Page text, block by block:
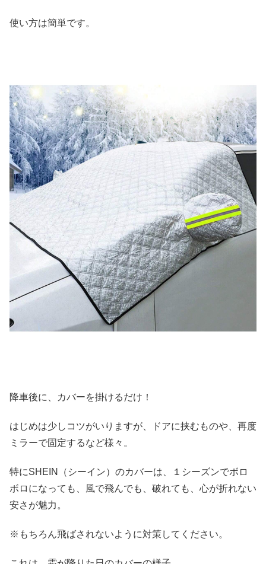
使い方は簡単です。
降車後に、カバーを掛けるだけ！
はじめは少しコツがいりますが、ドアに挟むものや、再度
ミラーで固定するなど様々。
特にSHEIN（シーイン）のカバーは、１シーズンでボロ
ボロになっても、風で飛んでも、破れても、心が折れない
安さが魅力。
※もちろん飛ばされないように対策してください。